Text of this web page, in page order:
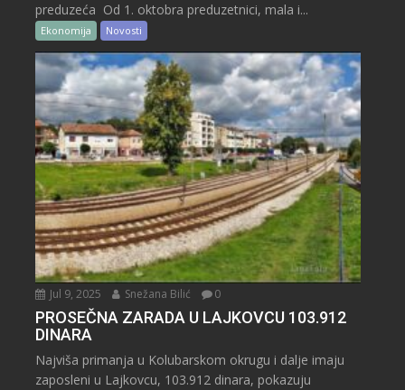
preduzeća Od 1. oktobra preduzetnici, mala i...
Ekonomija Novosti
Jul 9, 2025 Snežana Bilić 0
PROSEČNA ZARADA U LAJKOVCU 103.912
DINARA
Najviša primanja u Kolubarskom okrugu i dalje imaju
zaposleni u Lajkovcu, 103.912 dinara, pokazuju